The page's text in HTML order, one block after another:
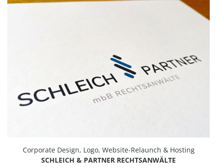
Corporate Design, Logo, Website-Relaunch & Hosting
SCHLEICH & PARTNER RECHTSANWÄLTE